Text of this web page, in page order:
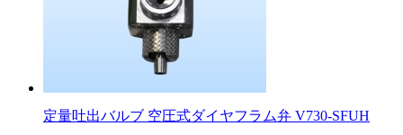
定量吐出バルブ 空圧式ダイヤフラム弁 V730-SFUH